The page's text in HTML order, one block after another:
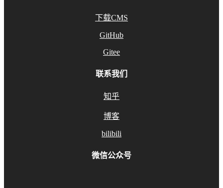
下载CMS
GitHub
Gitee
联系我们
知乎
博客
bilibili
微信公众号